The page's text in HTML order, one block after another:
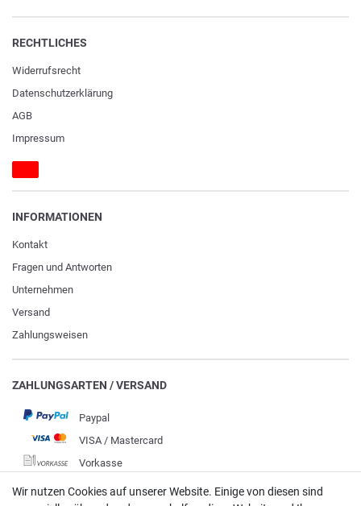
RECHTLICHES
Widerrufs­recht
Daten­schutz­erklärung
AGB
Impressum
INFORMATIONEN
Kontakt
Fragen und Antworten
Unternehmen
Versand
Zahlungsweisen
ZAHLUNGSARTEN / VERSAND
Paypal
VISA / Mastercard
Vorkasse
DHL
Wir nutzen Cookies auf unserer Website. Einige von diesen sind